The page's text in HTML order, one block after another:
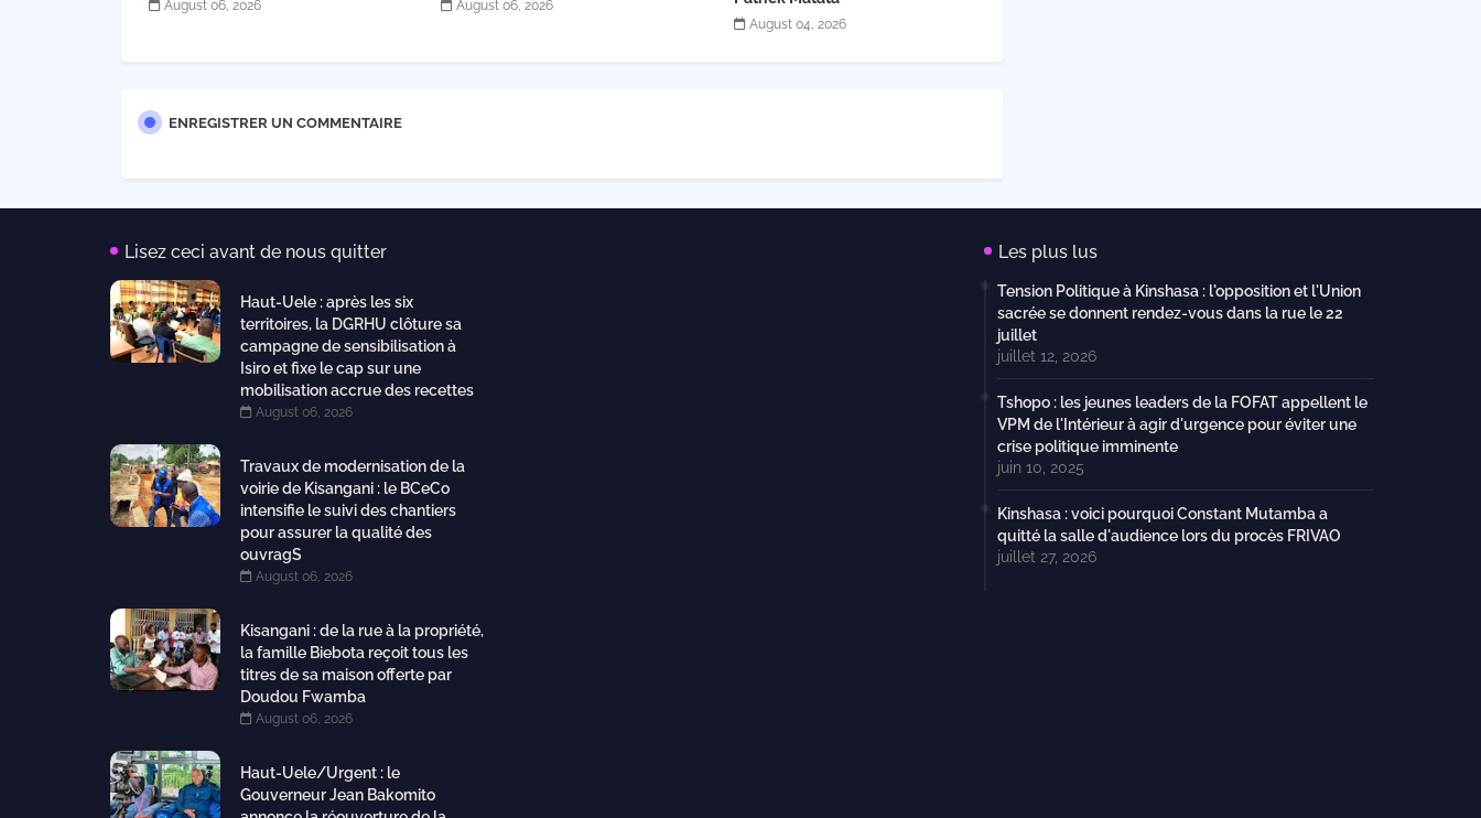
August 06, 2026 August 06, 2026
August 04, 2026
ENREGISTRER UN COMMENTAIRE
Lisez ceci avant de nous quitter
Haut-Uele : après les six
territoires, la DGRHU clôture sa
campagne de sensibilisation à
Isiro et fixe le cap sur une
mobilisation accrue des recettes
August 06, 2026
Travaux de modernisation de la
voirie de Kisangani : le BCeCo
intensifie le suivi des chantiers
pour assurer la qualité des
ouvragS
August 06, 2026
Kisangani : de la rue à la propriété,
la famille Biebota reçoit tous les
titres de sa maison offerte par
Doudou Fwamba
August 06, 2026
Haut-Uele/Urgent : le
Gouverneur Jean Bakomito
Les plus lus
Tension Politique à Kinshasa : l'opposition et l'Union
sacrée se donnent rendez-vous dans la rue le 22
juillet
juillet 12, 2026
Tshopo : les jeunes leaders de la FOFAT appellent le
VPM de l'Intérieur à agir d'urgence pour éviter une
crise politique imminente
juin 10, 2025
Kinshasa : voici pourquoi Constant Mutamba a
quitté la salle d'audience lors du procès FRIVAO
juillet 27, 2026